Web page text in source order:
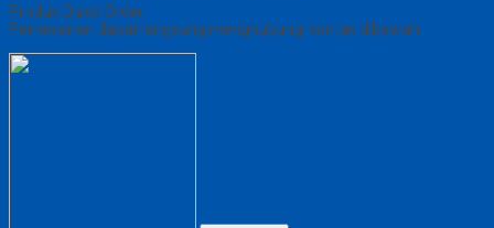
Produk Quick Order
Pemesanan dapat langsung menghubungi kontak dibawah: